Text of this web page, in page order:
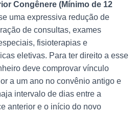
Congênere (Mínimo de 12
uma expressiva redução de
de consultas, exames
fisioterapias e
eletivas. Para ter direito a esse
deve comprovar vínculo
a um ano no convênio antigo e
intervalo de dias entre a
anterior e o início do novo